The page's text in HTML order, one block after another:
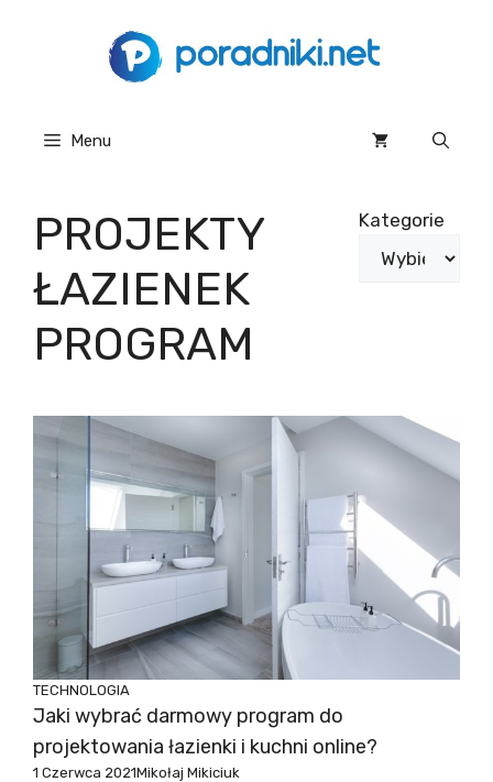
Menu
PROJEKTY
ŁAZIENEK
PROGRAM
Kategorie
TECHNOLOGIA
Jaki wybrać darmowy program do
projektowania łazienki i kuchni online?
1 Czerwca 2021Mikołaj Mikiciuk